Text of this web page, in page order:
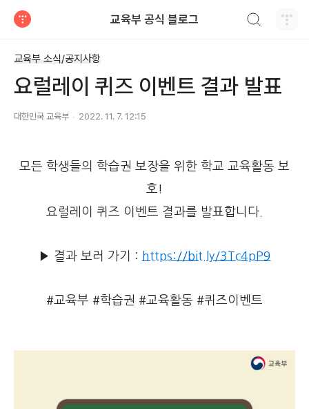
교육부 공식 블로그
교육부 소식/공지사항
요럴레이 퀴즈 이벤트 결과 발표
대한민국 교육부 2022. 11. 7. 12:15
모든 학생들의 학습권 보장을 위한 학교 교육활동 보
호!
​요럴레이 퀴즈 이벤트 결과를 발표합니다.
▶ 결과 보러 가기 : https://bit.ly/3Tc4pP9
#교육부 #학습권 #교육활동 #퀴즈이벤트